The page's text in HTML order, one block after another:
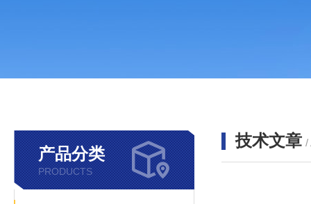
产品分类
PRODUCTS
技术文章 /